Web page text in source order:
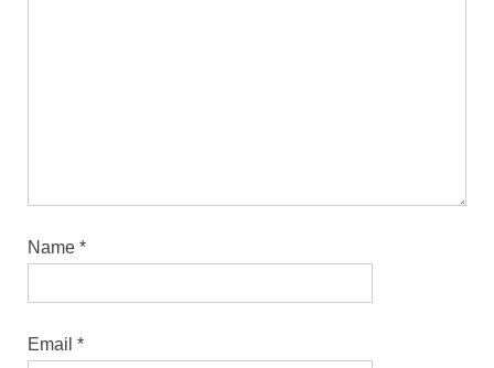
Name *
Email *